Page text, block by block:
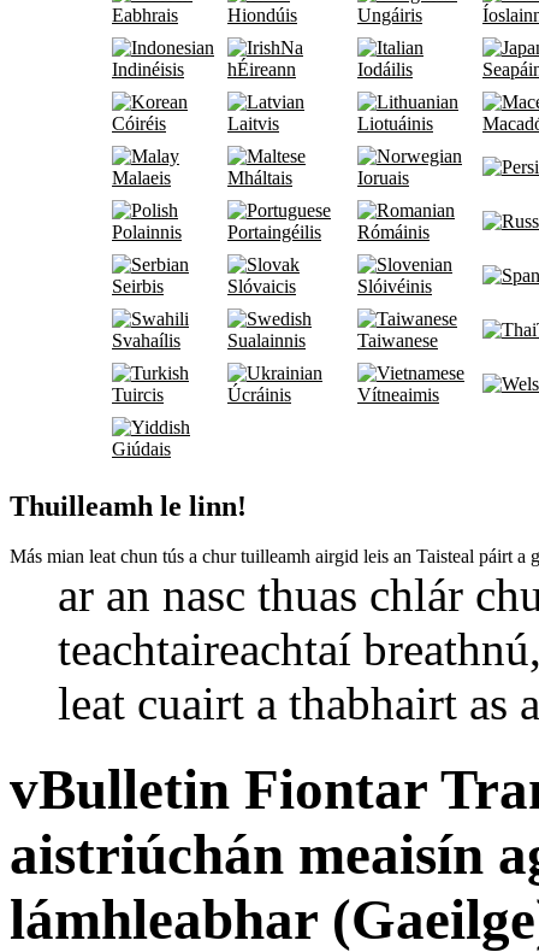
Eabhrais Hiondúis Ungáiris
Indinéisis
Na
hÉireann
Iodáilis
Cóiréis Laitvis Liotuáinis
Malaeis Mháltais Ioruais
Polainnis Portaingéilis Rómáinis
Seirbis Slóvaicis Slóivéinis
Svahaílis Sualainnis Taiwanese
Tuircis Úcráinis Vítneaimis
Giúdais
Thuilleamh le linn!
Más mian leat chun tús a chur tuilleamh airgid leis an Taisteal páirt a
ar an nasc thuas chlár
teachtaireachtaí
leat cuairt a thabhairt as
vBulletin Fiontar
aistriúchán meaisín
lámhleabhar